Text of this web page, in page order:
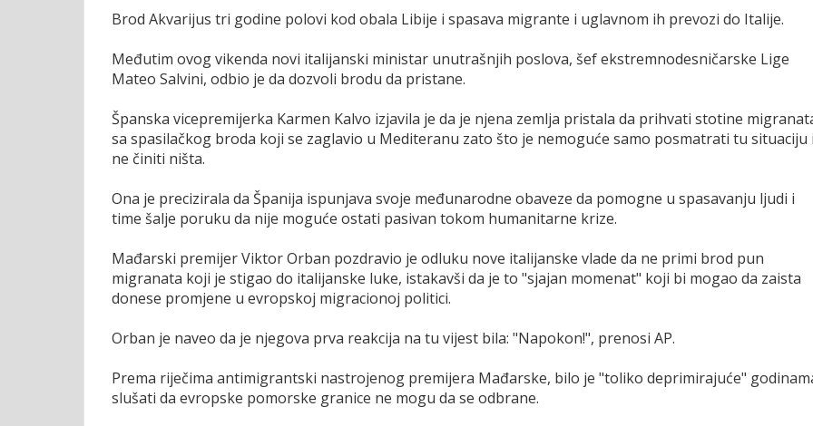
Brod Akvarijus tri godine polovi kod obala Libije i spasava migrante i uglavnom ih prevozi do Italije.
Međutim ovog vikenda novi italijanski ministar unutrašnjih poslova, šef ekstremnodesničarske Lige
Mateo Salvini, odbio je da dozvoli brodu da pristane.
Španska vicepremijerka Karmen Kalvo izjavila je da je njena zemlja pristala da prihvati stotine
sa spasilačkog broda koji se zaglavio u Mediteranu zato što je nemoguće samo posmatrati tu situaciju
ne činiti ništa.
Ona je precizirala da Španija ispunjava svoje međunarodne obaveze da pomogne u spasavanju ljudi i
time šalje poruku da nije moguće ostati pasivan tokom humanitarne krize.
Mađarski premijer Viktor Orban pozdravio je odluku nove italijanske vlade da ne primi brod pun
migranata koji je stigao do italijanske luke, istakavši da je to "sjajan momenat" koji bi mogao da zaista
donese promjene u evropskoj migracionoj politici.
Orban je naveo da je njegova prva reakcija na tu vijest bila: "Napokon!", prenosi AP.
Prema riječima antimigrantski nastrojenog premijera Mađarske, bilo je "toliko deprimirajuće"
slušati da evropske pomorske granice ne mogu da se odbrane.